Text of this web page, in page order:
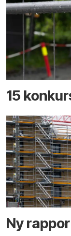
15
Ny